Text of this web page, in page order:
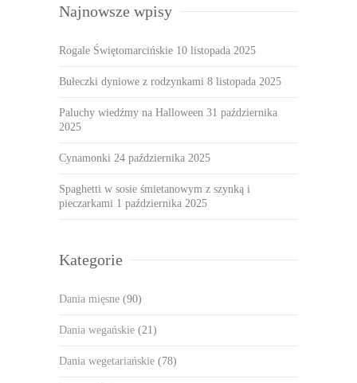
Najnowsze wpisy
Rogale Świętomarcińskie 10 listopada 2025
Bułeczki dyniowe z rodzynkami 8 listopada 2025
Paluchy wiedźmy na Halloween 31 października
2025
Cynamonki 24 października 2025
Spaghetti w sosie śmietanowym z szynką i
pieczarkami 1 października 2025
Kategorie
Dania mięsne (90)
Dania wegańskie (21)
Dania wegetariańskie (78)